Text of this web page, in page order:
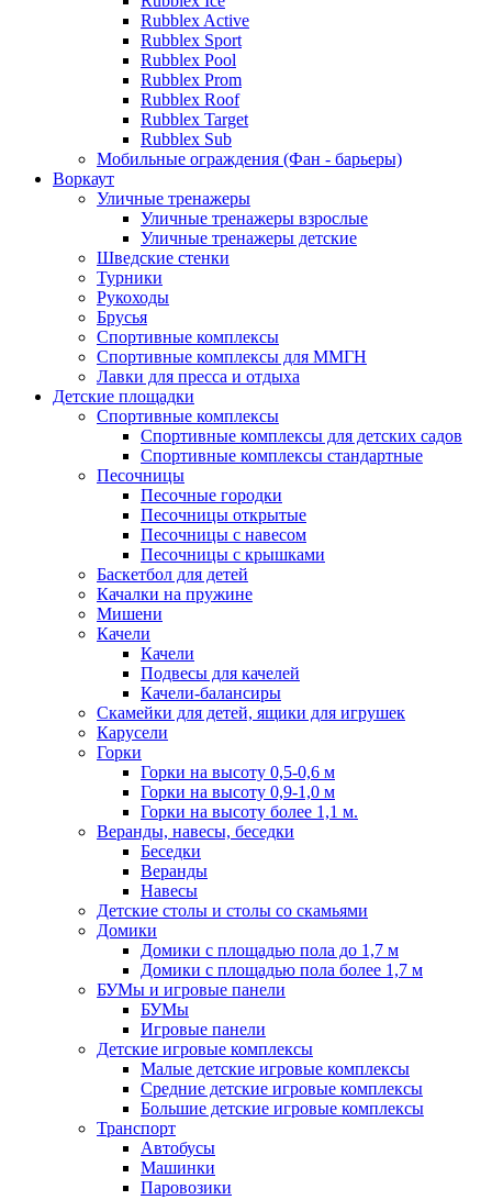
Rubblex Active
Rubblex Sport
Rubblex Pool
Rubblex Prom
Rubblex Roof
Rubblex Target
Rubblex Sub
Мобильные ограждения (Фан - барьеры)
Воркаут
Уличные тренажеры
Уличные тренажеры взрослые
Уличные тренажеры детские
Шведские стенки
Турники
Рукоходы
Брусья
Спортивные комплексы
Спортивные комплексы для ММГН
Лавки для пресса и отдыха
Детские площадки
Спортивные комплексы
Спортивные комплексы для детских садов
Спортивные комплексы стандартные
Песочницы
Песочные городки
Песочницы открытые
Песочницы с навесом
Песочницы с крышками
Баскетбол для детей
Качалки на пружине
Мишени
Качели
Качели
Подвесы для качелей
Качели-балансиры
Скамейки для детей, ящики для игрушек
Карусели
Горки
Горки на высоту 0,5-0,6 м
Горки на высоту 0,9-1,0 м
Горки на высоту более 1,1 м.
Веранды, навесы, беседки
Беседки
Веранды
Навесы
Детские столы и столы со скамьями
Домики
Домики с площадью пола до 1,7 м
Домики с площадью пола более 1,7 м
БУМы и игровые панели
БУМы
Игровые панели
Детские игровые комплексы
Малые детские игровые комплексы
Средние детские игровые комплексы
Большие детские игровые комплексы
Транспорт
Автобусы
Машинки
Паровозики